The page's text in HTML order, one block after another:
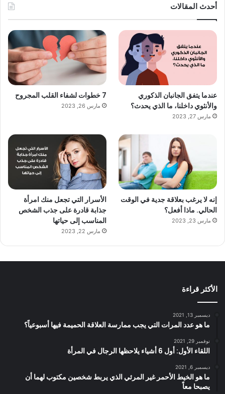
أحدث المقالات
عندما يتفق الجانبان الذكوري
والأنثوي داخلنا، ما الذي يحدث؟
مارس 27, 2023
7 خطوات لشفاء القلب المجروح
مارس 26, 2023
إنه لا يرغب بعلاقة جدية في الوقت
الحالي. ماذا أفعل؟
مارس 23, 2023
الأسرار التي تجعل منك امرأة
جذابة قادرة على جذب الشخص
المناسب إلى حياتها
مارس 22, 2023
الأكثر قراءة
ديسمبر 13, 2021
ما هو عدد المرات التي يجب ممارسة العلاقة الحميمة فيها أسبوعياً؟
نوفمبر 29, 2021
اللقاء الأول: أول 6 أشياء يلاحظها الرجال في المرأة
ديسمبر 6, 2021
ما هو الخيط الأحمر غير المرئي الذي يربط شخصين مكتوب لهما أن
يصبحا معاً